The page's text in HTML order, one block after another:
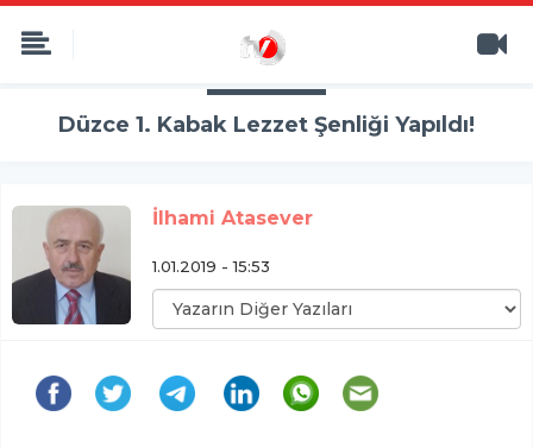
Düzce 1. Kabak Lezzet Şenliği Yapıldı!
İlhami Atasever
1.01.2019 - 15:53